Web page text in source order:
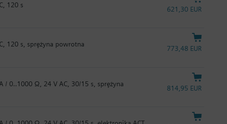
120 s
621,30 EUR
120 s, sprężyna powrotna
773,48 EUR
/ 0..1000 Ω, 24 V AC, 30/15 s, sprężyna
814,95 EUR